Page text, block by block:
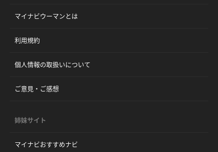
マイナビウーマンとは
利用規約
個人情報の取扱いについて
ご意見・ご感想
姉妹サイト
マイナビおすすめナビ